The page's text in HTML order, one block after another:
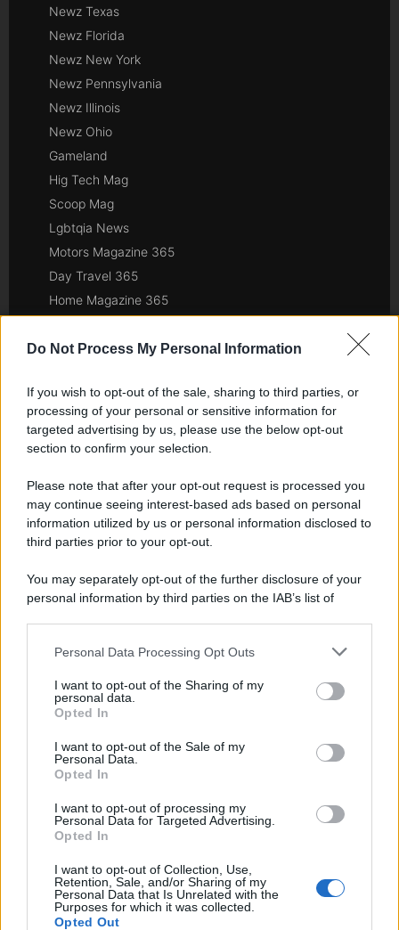
Do Not Process My Personal Information
If you wish to opt-out of the sale, sharing to third parties, or
processing of your personal or sensitive information for
targeted advertising by us, please use the below opt-out
section to confirm your selection.
Please note that after your opt-out request is processed you
may continue seeing interest-based ads based on personal
information utilized by us or personal information disclosed to
third parties prior to your opt-out.
You may separately opt-out of the further disclosure of your
personal information by third parties on the IAB’s list of
This information may also be disclosed by us to third parties
disclose it to other third parties.
Please note that this website/app uses one or more Google
services and may gather and store information including but
not limited to your visit or usage behaviour. You may click to
grant or deny consent to Google and its third-party tags to
consent section.
Personal Data Processing Opt Outs
I want to opt-out of the Sharing of my
personal data.
Opted In
I want to opt-out of the Sale of my
Personal Data.
Opted In
I want to opt-out of processing my
Personal Data for Targeted Advertising.
Opted In
I want to opt-out of Collection, Use,
Retention, Sale, and/or Sharing of my
Personal Data that Is Unrelated with the
Purposes for which it was collected.
Opted Out
Newz Texas
Newz Florida
Newz New York
Newz Pennsylvania
Newz Illinois
Newz Ohio
Gameland
Hig Tech Mag
Scoop Mag
Lgbtqia News
Motors Magazine 365
Day Travel 365
Home Magazine 365
SecondHomeMagazine
Francia
Germania
Investieren24
UK
News Hub UK
Lgbtq News
Olanda
NL Newz